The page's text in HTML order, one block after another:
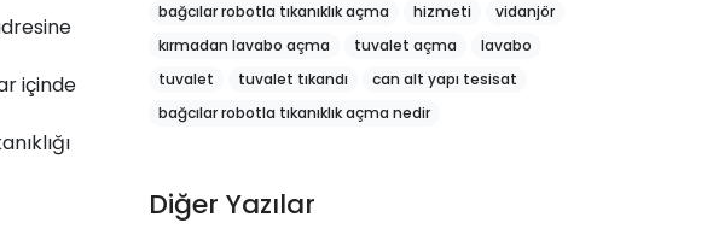
içinde
bağcılar robotla tıkanıklık açma
hizmeti
vidanjör
kırmadan lavabo açma
tuvalet açma
lavabo
tuvalet
tuvalet tıkandı
can alt yapı tesisat
bağcılar robotla tıkanıklık açma nedir
Diğer Yazılar